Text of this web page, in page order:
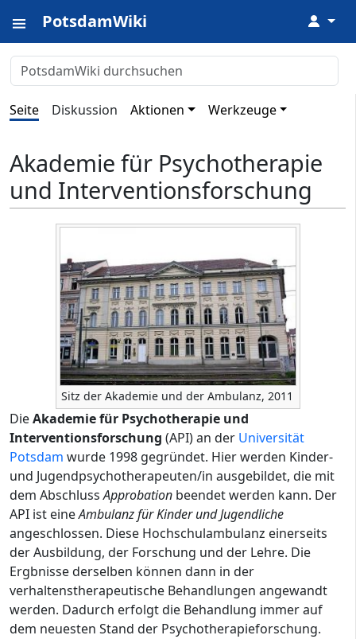
PotsdamWiki ↓
Seite Diskussion Aktionen Werkzeuge
Akademie für Psychotherapie
und Interventionsforschung
Sitz der Akademie und der Ambulanz, 2011
DieAkademie für Psychotherapie und
Interventionsforschung (API) an der Universität
Potsdam wurde 1998 gegründet. Hier werden Kinder-
und Jugendpsychotherapeuten/in ausgebildet, die mit
dem AbschlussApprobation beendet werden kann. Der
API ist eineAmbulanz für Kinder und Jugendliche
angeschlossen. Diese Hochschulambulanz einerseits
der Ausbildung, der Forschung und der Lehre. Die
Ergbnisse derselben können dann in der
verhaltenstherapeutische Behandlungen angewandt
werden. Dadurch erfolgt die Behandlung immer auf
dem neuesten Stand der Psychotherapieforschung.